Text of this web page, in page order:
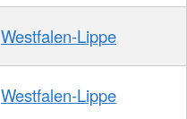
Westfalen-Lippe
Westfalen-Lippe